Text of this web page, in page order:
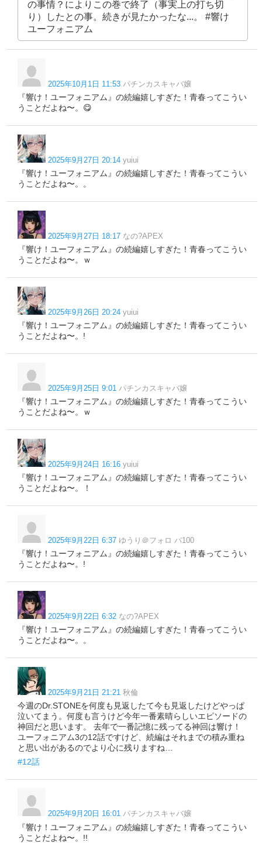
の事情？によりこの巻で終了（事実上の打ち切
り）したとの事。続きが見たかったな...。 #響け
ユーフォニアム
2025年10月1日 11:53 パチンカスキャバ嬢
『響け！ユーフォニアム』の続編嬉しすぎた！青春ってこうい
うことだよね〜。😋
2025年9月27日 20:14 yuiui
『響け！ユーフォニアム』の続編嬉しすぎた！青春ってこうい
うことだよね〜。。
2025年9月27日 18:17 なの?APEX
『響け！ユーフォニアム』の続編嬉しすぎた！青春ってこうい
うことだよね〜。ｗ
2025年9月26日 20:24 yuiui
『響け！ユーフォニアム』の続編嬉しすぎた！青春ってこうい
うことだよね〜。!
2025年9月25日 9:01 パチンカスキャバ嬢
『響け！ユーフォニアム』の続編嬉しすぎた！青春ってこうい
うことだよね〜。ｗ
2025年9月24日 16:16 yuiui
『響け！ユーフォニアム』の続編嬉しすぎた！青春ってこうい
うことだよね〜。！
2025年9月22日 6:37 ゆうり＠フォロ バ100
『響け！ユーフォニアム』の続編嬉しすぎた！青春ってこうい
うことだよね〜。!
2025年9月22日 6:32 なの?APEX
『響け！ユーフォニアム』の続編嬉しすぎた！青春ってこうい
うことだよね〜。。
2025年9月21日 21:21 秋倫
今週のDr.STONEを何度も見返したて今も見返したけどやっぱ
泣いてまう。何度も言うけど今年一番素晴らしいエピソードの
神回だと思います。 去年で一番記憶に残ってる神回は響け！
ユーフォニアム3の12話ですけど、続編はそれまでの積み重ね
と思い出があるのでより心に残りますね…
#12話
2025年9月20日 16:01 パチンカスキャバ嬢
『響け！ユーフォニアム』の続編嬉しすぎた！青春ってこうい
うことだよね〜。!!